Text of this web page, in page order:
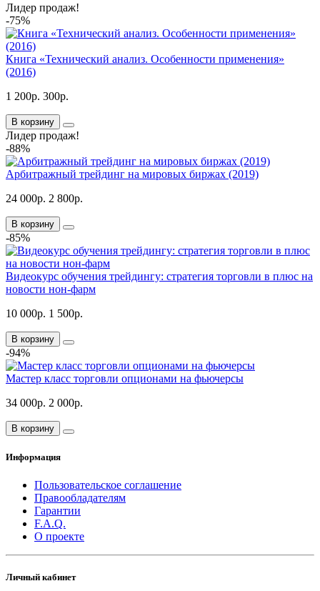
Лидер продаж!
-75%
Книга «Технический анализ. Особенности применения»
(2016)
1 200р. 300р.
В корзину
Лидер продаж!
-88%
Арбитражный трейдинг на мировых биржах (2019)
24 000р. 2 800р.
В корзину
-85%
Видеокурс обучения трейдингу: стратегия торговли в плюс на
новости нон-фарм
10 000р. 1 500р.
В корзину
-94%
Мастер класс торговли опционами на фьючерсы
34 000р. 2 000р.
В корзину
Информация
Пользовательское соглашение
Правообладателям
Гарантии
F.A.Q.
О проекте
Личный кабинет